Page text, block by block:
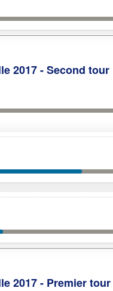
2017 - Second tour
2017 - Premier tour